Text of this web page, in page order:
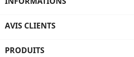
AVIS CLIENTS
PRODUITS